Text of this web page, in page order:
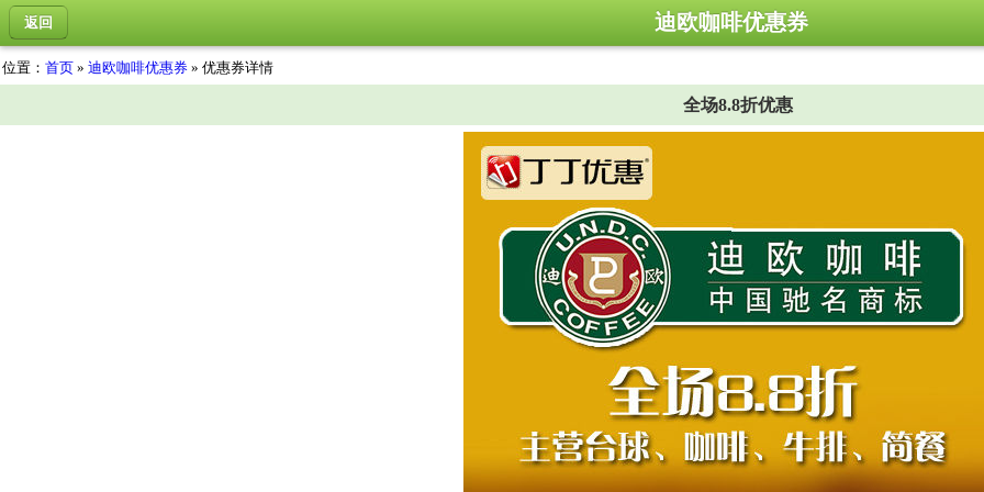
返回 迪欧咖啡优惠券
位置： 首页 » 迪欧咖啡优惠券 » 优惠券详情
全场8.8折优惠